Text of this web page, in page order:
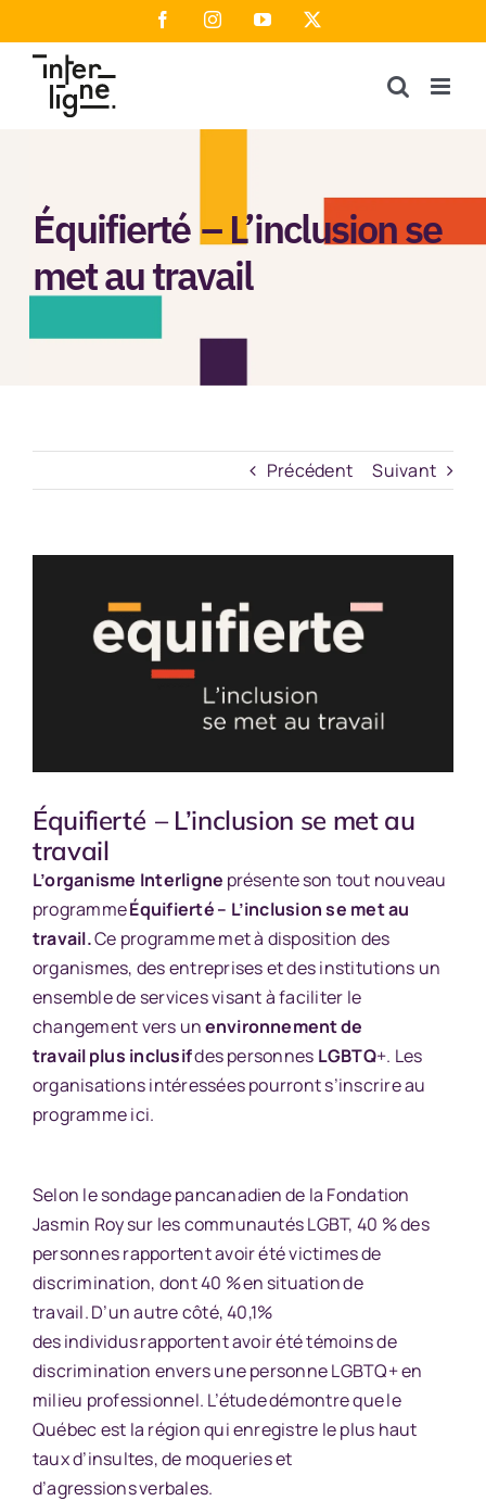
au
contenu
FacebookInstagramYouTube
Équifierté – L’inclusion se
met au travail
Précédent Suivant
agrandie
Équifierté – L’inclusion se met au
travail
L’organisme Interligne présente son tout nouveau
programmeÉquifierté – L’inclusion se met au
travail.Ce programme met à disposition des
organismes, des entreprises et des institutions un
ensemble de services visant à faciliter le
changement vers unenvironnement de
travail plus inclusifdes personnes LGBTQ+. Les
organisations intéressées pourronts’inscrire au
programme ici.
Selon le sondage pancanadien de la Fondation
Jasmin Roy sur les communautés LGBT, 40 % des
personnes rapportent avoir été victimes de
discrimination, dont 40 % en situation de
travail. D’un autre côté, 40,1%
des individus rapportent avoir été témoins de
discrimination envers une personne LGBTQ+ en
milieu professionnel. L’étude démontre que le
Québec est la région qui enregistre le plus haut
taux d’insultes, de moqueries et
d’agressions verbales.